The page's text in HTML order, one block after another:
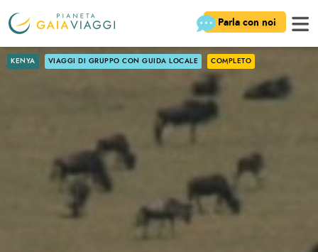
Parla con noi
KENYA VIAGGI DI GRUPPO CON GUIDA LOCALE COMPLETO